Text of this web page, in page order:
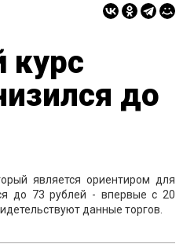
курс
до
является ориентиром для
до 73 рублей - впервые с 20
данные торгов.